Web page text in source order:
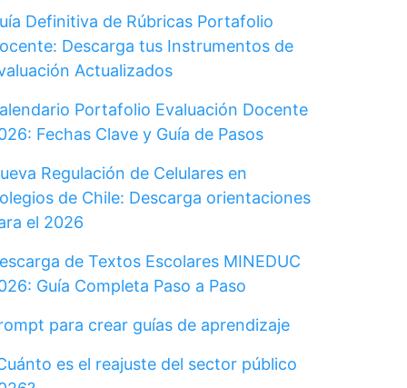
Definitiva de Rúbricas Portafolio
Descarga tus Instrumentos de
Actualizados
Portafolio Evaluación Docente
Fechas Clave y Guía de Pasos
Regulación de Celulares en
de Chile: Descarga orientaciones
el 2026
de Textos Escolares MINEDUC
Guía Completa Paso a Paso
para crear guías de aprendizaje
es el reajuste del sector público